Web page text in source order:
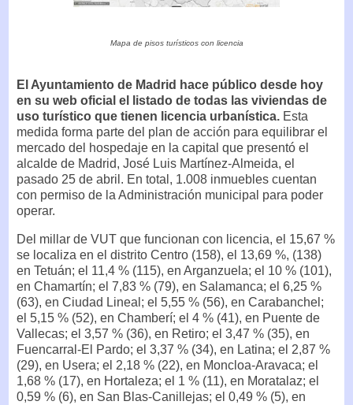
Mapa de pisos turísticos con licencia
El Ayuntamiento de Madrid hace público desde hoy
en su web oficial el listado de todas las viviendas de
uso turístico que tienen licencia urbanística. Esta
medida forma parte del plan de acción para equilibrar el
mercado del hospedaje en la capital que presentó el
alcalde de Madrid, José Luis Martínez-Almeida, el
pasado 25 de abril. En total, 1.008 inmuebles cuentan
con permiso de la Administración municipal para poder
operar.
Del millar de VUT que funcionan con licencia, el 15,67 %
se localiza en el distrito Centro (158), el 13,69 %, (138)
en Tetuán; el 11,4 % (115), en Arganzuela; el 10 % (101),
en Chamartín; el 7,83 % (79), en Salamanca; el 6,25 %
(63), en Ciudad Lineal; el 5,55 % (56), en Carabanchel;
el 5,15 % (52), en Chamberí; el 4 % (41), en Puente de
Vallecas; el 3,57 % (36), en Retiro; el 3,47 % (35), en
Fuencarral-El Pardo; el 3,37 % (34), en Latina; el 2,87 %
(29), en Usera; el 2,18 % (22), en Moncloa-Aravaca; el
1,68 % (17), en Hortaleza; el 1 % (11), en Moratalaz; el
0,59 % (6), en San Blas-Canillejas; el 0,49 % (5), en